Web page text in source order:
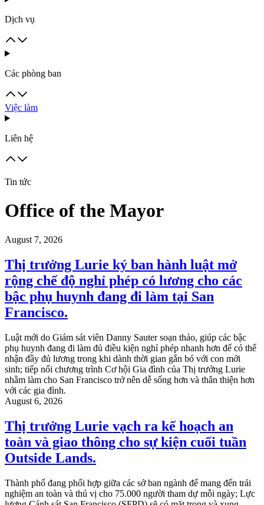
Dịch vụ
Các phòng ban
Việc làm
Liên hệ
Tin tức
Office of the Mayor
August 7, 2026
Thị trưởng Lurie ký ban hành luật mở
rộng chế độ nghỉ phép có lương cho các
bậc phụ huynh đang đi làm tại San
Francisco.
Luật mới do Giám sát viên Danny Sauter soạn thảo, giúp các bậc
phụ huynh đang đi làm đủ điều kiện nghỉ phép nhanh hơn để có thể
nhận đầy đủ lương trong khi dành thời gian gắn bó với con mới
sinh; tiếp nối chương trình Cơ hội Gia đình của Thị trưởng Lurie
nhằm làm cho San Francisco trở nên dễ sống hơn và thân thiện hơn
với các gia đình.
August 6, 2026
Thị trưởng Lurie vạch ra kế hoạch an
toàn và giao thông cho sự kiện cuối tuần
Outside Lands.
Thành phố đang phối hợp giữa các sở ban ngành để mang đến trải
nghiệm an toàn và thú vị cho 75.000 người tham dự mỗi ngày; Lực